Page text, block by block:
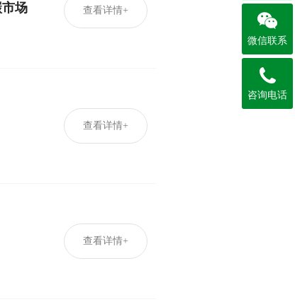
场 查看详情+
查看详情+
查看详情+
微信联系
咨询电话